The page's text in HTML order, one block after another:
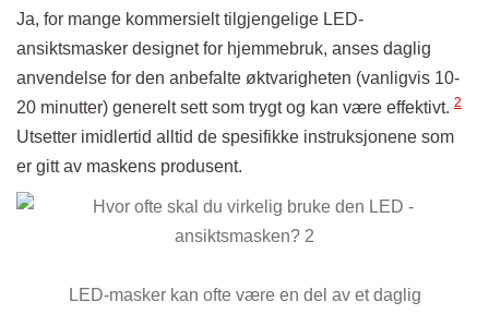
Ja, for mange kommersielt tilgjengelige LED-
ansiktsmasker designet for hjemmebruk, anses daglig
anvendelse for den anbefalte øktvarigheten (vanligvis 10-
20 minutter) generelt sett som trygt og kan være effektivt. 2
Utsetter imidlertid alltid de spesifikke instruksjonene som
er gitt av maskens produsent.
LED-masker kan ofte være en del av et daglig